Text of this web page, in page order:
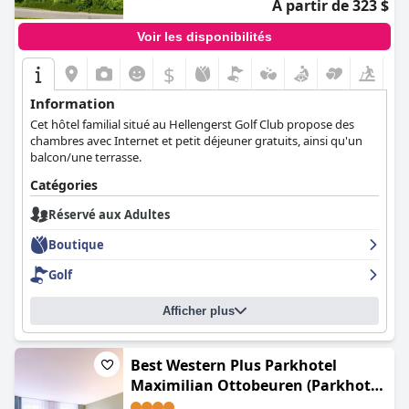
forme de cœur, de fleurs décoratives et de baignoires, parfaites
pour une escapade romantique. Dans l'ensemble, l'
Ludwig (Villa Ludwig Suite Hotel)offre une expérience hôtelière
de haut standing avec son charme unique et son souci du détail,
ce qui en fait un lieu incontournable pour tous les couples ou les
voyageurs à la recherche d'un séjour luxueux et confortable.
À partir de 323 $
Voir les disponibilités
$
Information
Cet hôtel familial situé au Hellengerst Golf Club propose des
chambres avec Internet et petit déjeuner gratuits, ainsi qu'un
balcon/une terrasse.
Catégories
Réservé aux Adultes
Boutique
Golf
Afficher plus
Best Western Plus Parkhotel
Maximilian Ottobeuren (Parkhotel